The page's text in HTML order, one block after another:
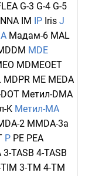
G-3 G-4 G-5
IM IP Iris J
Мадам-6 MAL
MDE
MDMEOET
MDPR ME MEDA
Метил-DMA
K Метил-MA
2 MMDA-3a
P PE PEA
3-TASB 4-TASB
3-TM 4-TM